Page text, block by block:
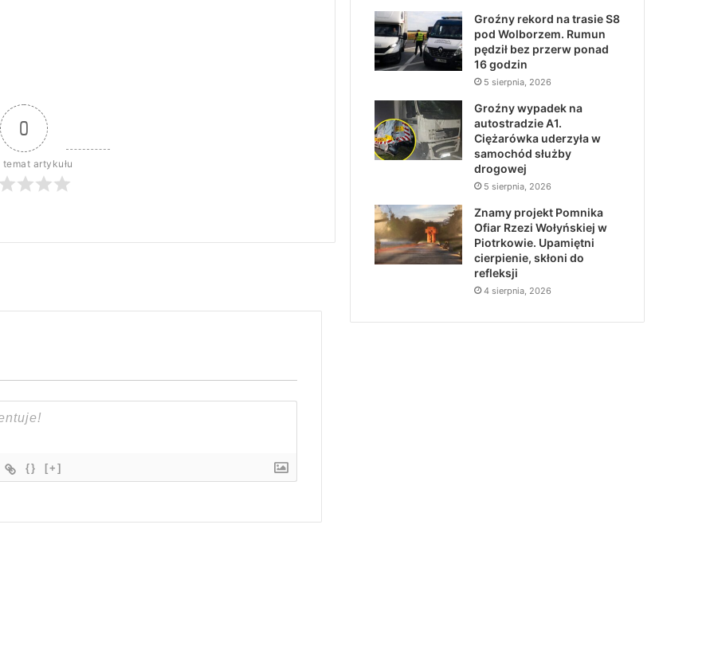
0
temat artykułu
{} [+]
Groźny rekord na trasie S8
pod Wolborzem. Rumun
pędził bez przerw ponad
16 godzin
5 sierpnia, 2026
Groźny wypadek na
autostradzie A1.
Ciężarówka uderzyła w
samochód służby
drogowej
5 sierpnia, 2026
Znamy projekt Pomnika
Ofiar Rzezi Wołyńskiej w
Piotrkowie. Upamiętni
cierpienie, skłoni do
refleksji
4 sierpnia, 2026